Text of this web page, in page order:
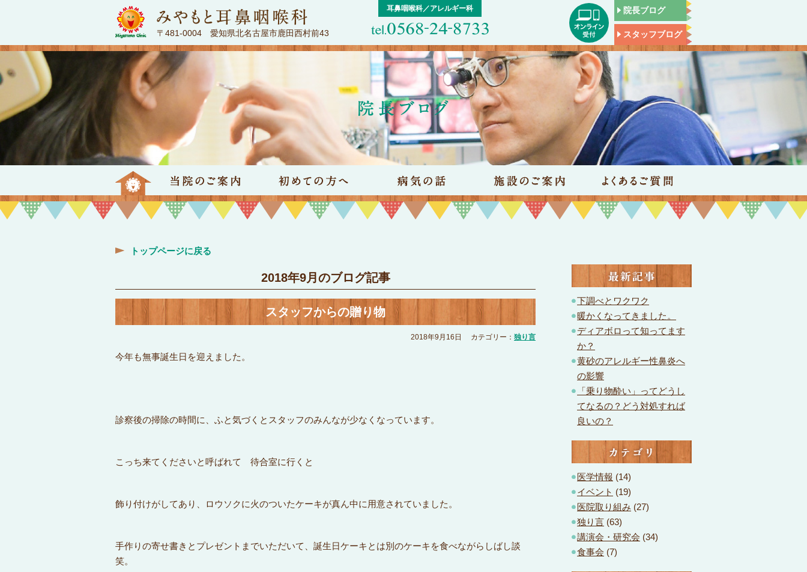
院長ブログ
スタッフブログ
〒481-0004 愛知県北名古屋市鹿田西村前43
耳鼻咽喉科／アレルギー科
トップページ 当院のご案内 初めての方へ 病気の話 施設のご案内 よくあるご質問
トップページに戻る
2018年9月のブログ記事
スタッフからの贈り物
2018年9月16日 カテゴリー： 独り言
今年も無事誕生日を迎えました。
診察後の掃除の時間に、ふと気づくとスタッフのみんなが少なくなっています。
こっち来てくださいと呼ばれて 待合室に行くと
飾り付けがしてあり、ロウソクに火のついたケーキが真ん中に用意されていました。
手作りの寄せ書きとプレゼントまでいただいて、誕生日ケーキとは別のケーキを食べながらしばし談
笑。
最新記事
下調べとワクワク
暖かくなってきました。
ディアボロって知ってます
か？
黄砂のアレルギー性鼻炎へ
の影響
「乗り物酔い」ってどうし
てなるの？どう対処すれば
良いの？
カテゴリ
医学情報 (14)
イベント (19)
医院取り組み (27)
独り言 (63)
講演会・研究会 (34)
食事会 (7)